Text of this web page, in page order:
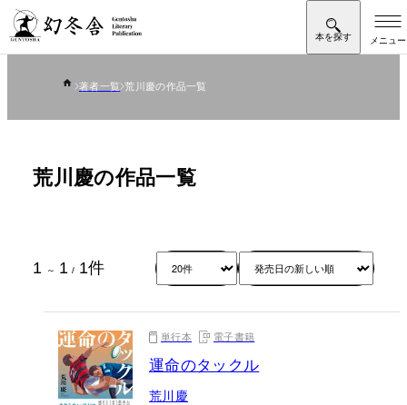
著者一覧 荒川慶の作品一覧
荒川慶の作品一覧
1 ～ 1 / 1件
単行本 電子書籍
運命のタックル
荒川慶